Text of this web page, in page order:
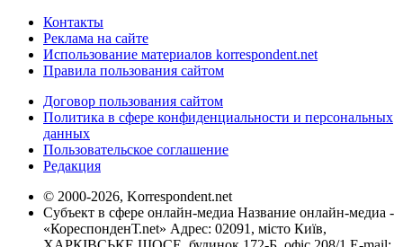
Контакты
Реклама на сайте
Использование материалов korrespondent.net
Правила пользования сайтом
Договор пользования сайтом
Политика в сфере конфиденциальности и персональных
данных
Пользовательское соглашение
Редакция
© 2000-2026, Korrespondent.net
Субъект в сфере онлайн-медиа Название онлайн-медиа -
«КореспонденТ.net» Адрес: 02091, місто Київ,